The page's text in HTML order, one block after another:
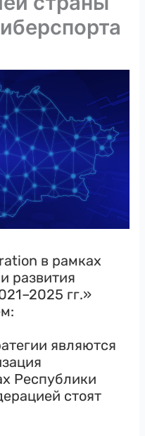
в рамках
развития
гг.»
являются
Республики
стоят